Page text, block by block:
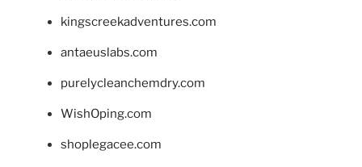
kingscreekadventures.com
antaeuslabs.com
purelycleanchemdry.com
WishOping.com
shoplegacee.com